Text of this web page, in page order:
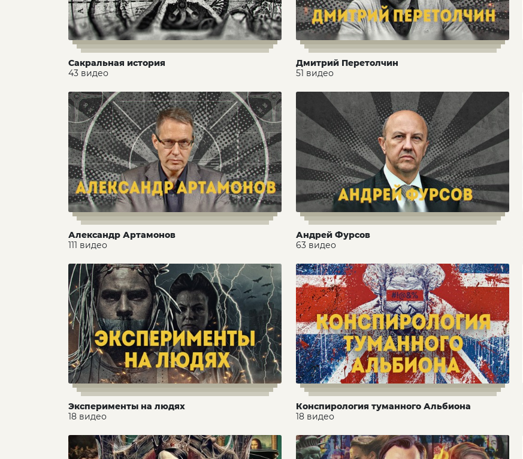
Сакральная история
43 видео
Дмитрий Перетолчин
51 видео
Александр Артамонов
111 видео
Андрей Фурсов
63 видео
Эксперименты на людях
18 видео
Конспирология туманного Альбиона
18 видео